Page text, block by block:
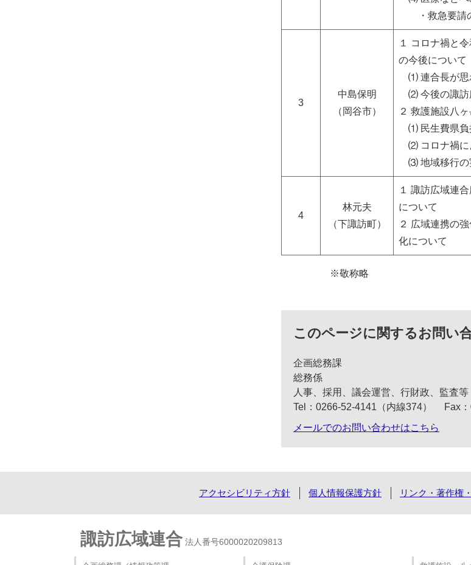
・救急要請
3
中島保明
（岡谷市）
１ コロナ禍と
の今後について
⑴ 連合長が思
⑵ 今後の諏訪
２ 救護施設八
⑴ 民生費県負
⑵ コロナ禍に
⑶ 地域移行の
4
林元夫
（下諏訪町）
１ 諏訪広域連
について
２ 広域連携の
化について
※敬称略
このページに関するお問い
企画総務課
総務係
人事、採用、議会運営、行財政、監査等
Tel：0266-52-4141（内線374）
Fax
メールでのお問い合わせはこちら
アクセシビリティ方針 個人情報保護方針 リンク・著作権
諏訪広域連合 法人番号6000020209813